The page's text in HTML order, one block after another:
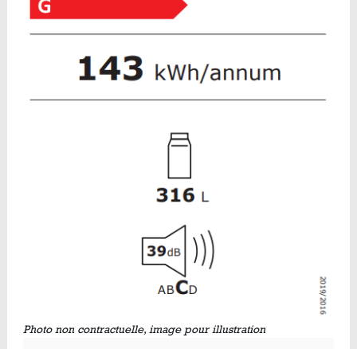
Photo non contractuelle, image pour illustration